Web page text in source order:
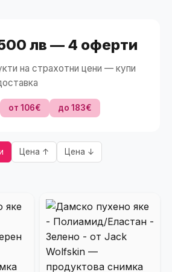
лв — 4 оферти
на страхотни цени — купи
от 106€ до 183€
Цена ↑ Цена ↓